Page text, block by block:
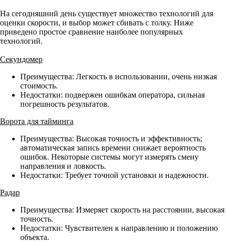
На сегодняшний день существует множество технологий для
оценки скорости, и выбор может сбивать с толку. Ниже
приведено простое сравнение наиболее популярных
технологий.
Секундомер
Преимущества: Легкость в использовании, очень низкая
стоимость.
Недостатки: подвержен ошибкам оператора, сильная
погрешность результатов.
Ворота для тайминга
Преимущества: Высокая точность и эффективность;
автоматическая запись времени снижает вероятность
ошибок. Некоторые системы могут измерять смену
направления и ловкость.
Недостатки: Требует точной установки и надежности.
Радар
Преимущества: Измеряет скорость на расстоянии, высокая
точность.
Недостатки: Чувствителен к направлению и положению
объекта.